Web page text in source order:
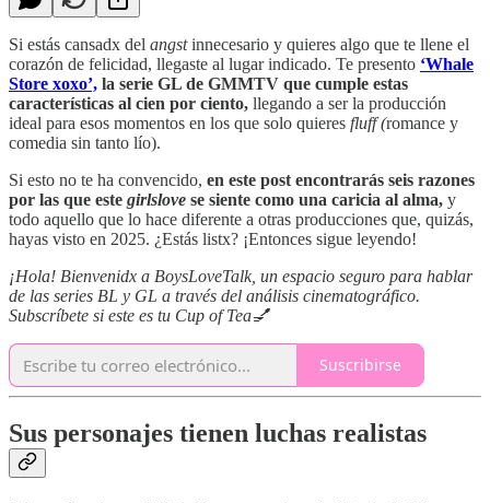
Si estás cansadx del angstinnecesario y quieres algo que te llene el
corazón de felicidad, llegaste al lugar indicado. Te presento ‘Whale
Store xoxo’, la serie GL de GMMTV que cumple estas
características al cien por ciento, llegando a ser la producción
ideal para esos momentos en los que solo quieres fluff (romance y
comedia sin tanto lío).
Si esto no te ha convencido, en este post encontrarás seis razones
por las que este girlslove se siente como una caricia al alma, y
todo aquello que lo hace diferente a otras producciones que, quizás,
hayas visto en 2025. ¿Estás listx? ¡Entonces sigue leyendo!
¡Hola! Bienvenidx a BoysLoveTalk, un espacio seguro para hablar
de las series BL y GL a través del análisis cinematográfico.
Subscríbete si este es tu Cup of Tea💅
Suscribirse
Sus personajes tienen luchas realistas